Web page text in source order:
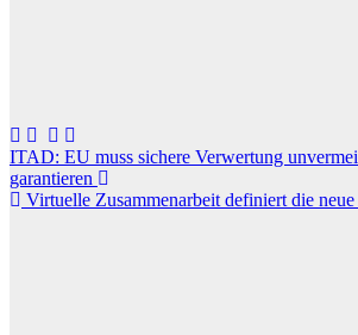
Beitragsnavigation
ITAD: EU muss sichere Verwertung
garantieren
Virtuelle Zusammenarbeit definiert die